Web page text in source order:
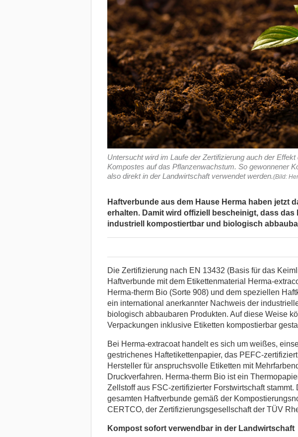
Untersucht wird im Laufe der Zertifizierung auch der Effekt
Kompostes auf das Pflanzenwachstum. So gewonnener
also direkt in der Landwirtschaft verwendet werden.(Bild:
Haftverbunde aus dem Hause Herma haben jetzt
erhalten. Damit wird offiziell bescheinigt, dass das
industriell kompostiertbar und biologisch
Die Zertifizierung nach EN 13432 (Basis für das
Haftverbunde mit dem Etikettenmaterial Herma-
Herma-therm Bio (Sorte 908) und dem speziellen
ein international anerkannter Nachweis der
biologisch abbaubaren Produkten. Auf diese Weise
Verpackungen inklusive Etiketten kompostierbar
Bei Herma-extracoat handelt es sich um weißes,
gestrichenes Haftetikettenpapier, das PEFC-
Hersteller für anspruchsvolle Etiketten mit
Druckverfahren. Herma-therm Bio ist ein
Zellstoff aus FSC-zertifizierter Forstwirtschaft stammt.
gesamten Haftverbunde gemäß der
CERTCO, der Zertifizierungsgesellschaft der TÜV
Kompost sofort verwendbar in der Landwirtschaft